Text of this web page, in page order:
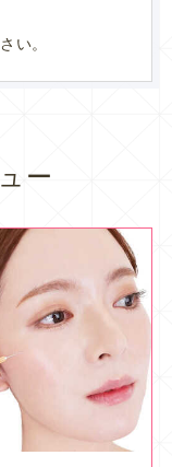
い。
ー